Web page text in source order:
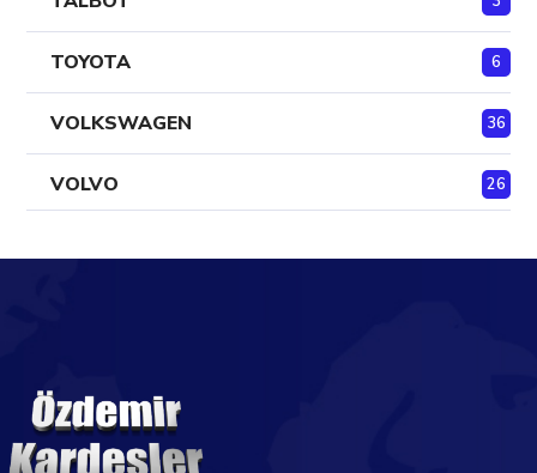
TOYOTA 6
VOLKSWAGEN 36
VOLVO 26